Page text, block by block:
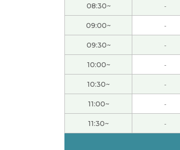
今日もレッスンをしていただき
らないことがたくさん出てくる
好久不见，谢谢上课。我觉得福
先生、今日もありがとうござい
教えてもらいました。いつもわ
謝謝！( 40代 女性 )
08:30~ -
09:00~ -
09:30~ -
10:00~ -
10:30~ -
11:00~ -
11:30~ -